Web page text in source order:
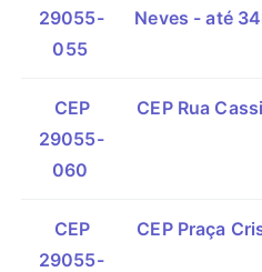
29055-
055
Neves - até
CEP
29055-
060
CEP Rua
CEP
29055-
CEP Praça